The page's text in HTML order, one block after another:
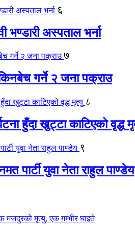
६
भण्डारी अस्पताल भर्ना
७
किनबेच गर्ने २ जना पक्राउ
८
हुँदा खुट्टा काटिएको वृद्ध
९
पार्टी युवा नेता राहुल पाण्डेय
मजदुरको मृत्यु, एक गम्भीर घाइते